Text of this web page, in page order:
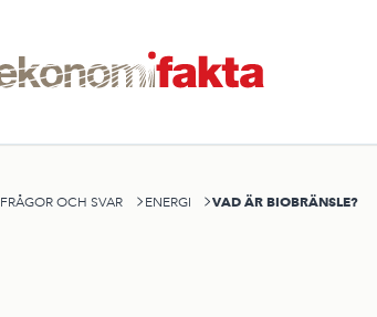
FRÅGOR OCH SVAR ENERGI VAD ÄR BIOBRÄNSLE?